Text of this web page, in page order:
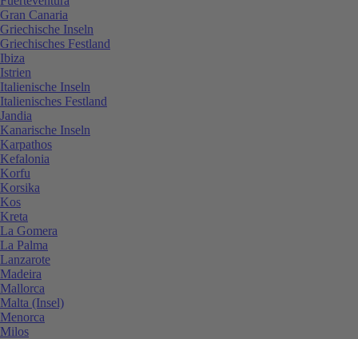
Gran Canaria
Griechische Inseln
Griechisches Festland
Ibiza
Istrien
Italienische Inseln
Italienisches Festland
Jandia
Kanarische Inseln
Karpathos
Kefalonia
Korfu
Korsika
Kos
Kreta
La Gomera
La Palma
Lanzarote
Madeira
Mallorca
Malta (Insel)
Menorca
Milos